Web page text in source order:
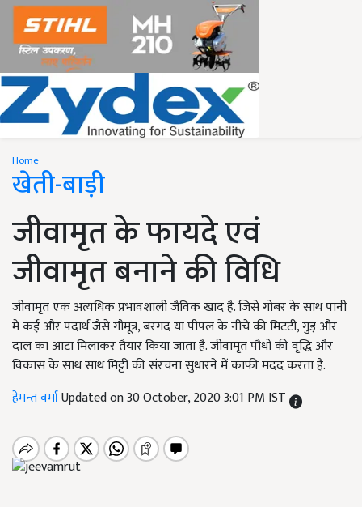
Home
खेती-बाड़ी
जीवामृत के फायदे एवं
जीवामृत बनाने की विधि
जीवामृत एक अत्यधिक प्रभावशाली जैविक खाद है. जिसे गोबर के साथ पानी
मे कई और पदार्थ जैसे गौमूत्र, बरगद या पीपल के नीचे की मिटटी, गुड़ और
दाल का आटा मिलाकर तैयार किया जाता है. जीवामृत पौधों की वृद्धि और
विकास के साथ साथ मिट्टी की संरचना सुधारने में काफी मदद करता है.
हेमन्त वर्माUpdated on 30 October, 2020 3:01 PM IST